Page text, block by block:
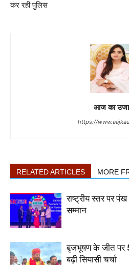
कर रही पुलिस
आज का
https://
RELATED ARTICLES MORE
राष्ट्रीय स्तर पर
सम्मान
बृजभूषण के जीत पर
बढ़ी सियासी चर्चा